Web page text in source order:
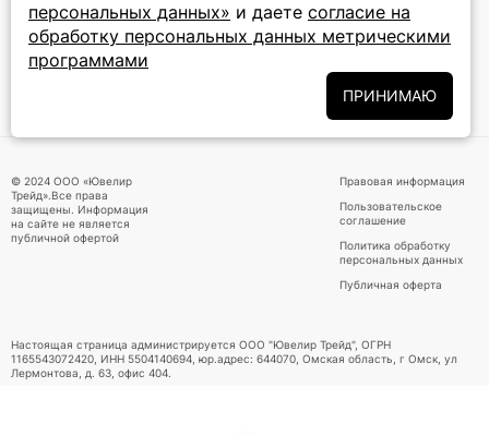
персональных данных» и даете согласие на
обработку персональных данных метрическими
программами
ПРИНИМАЮ
Подписываясь на рассылку, вы соглашаетесь с условиямиПолитики
обработки персональных данных и даёте своё согласие на их
обработку
© 2024 ООО «Ювелир
Трейд».Все права
защищены. Информация
на сайте не является
публичной офертой
Правовая информация
Пользовательское
соглашение
Политика обработку
персональных данных
Публичная оферта
Настоящая страница администрируется ООО "Ювелир Трейд", ОГРН
1165543072420, ИНН 5504140694, юр.адрес: 644070, Омская область, г Омск, ул
Лермонтова, д. 63, офис 404.